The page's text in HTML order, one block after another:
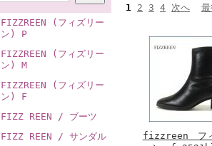
FIZZREEN (フィズリー
ン) P
FIZZREEN (フィズリー
ン) M
FIZZREEN (フィズリー
ン) F
FIZZ REEN / ブーツ
FIZZ REEN / サンダル
1 2 3 4 次へ
fizzreen フィ